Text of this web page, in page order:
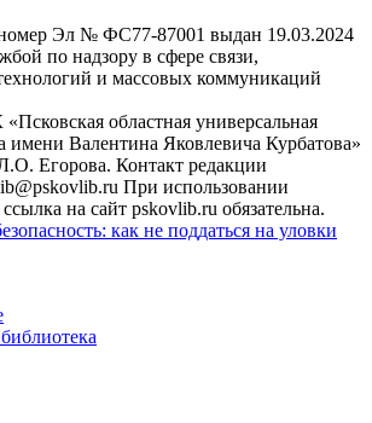
Эл № ФС77-87001 выдан 19.03.2024
по надзору в сфере связи,
и массовых коммуникаций
областная универсальная
имени Валентина Яковлевича Курбатова»
Егорова. Контакт редакции
При использовании
на сайт pskovlib.ru обязательна.
как не поддаться на уловки